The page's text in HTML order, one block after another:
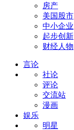
房产
美国股市
中小企业
起步创新
财经人物
言论
社论
评论
交流站
漫画
娱乐
明星